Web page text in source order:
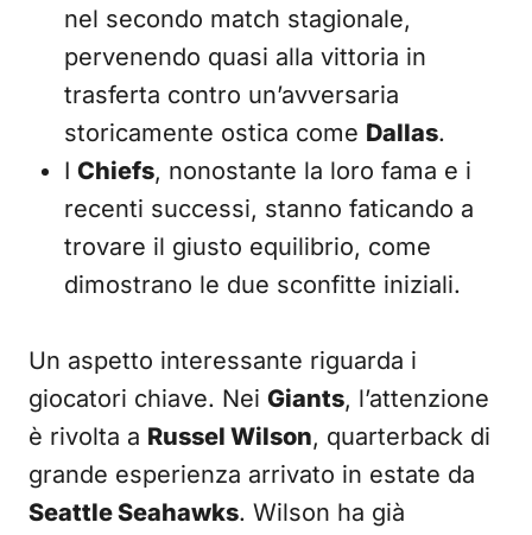
nel secondo match stagionale,
pervenendo quasi alla vittoria in
trasferta contro un’avversaria
storicamente ostica come Dallas.
I Chiefs, nonostante la loro fama e i
recenti successi, stanno faticando a
trovare il giusto equilibrio, come
dimostrano le due sconfitte iniziali.
Un aspetto interessante riguarda i
giocatori chiave. Nei Giants, l’attenzione
è rivolta a Russel Wilson, quarterback di
grande esperienza arrivato in estate da
Seattle Seahawks. Wilson ha già